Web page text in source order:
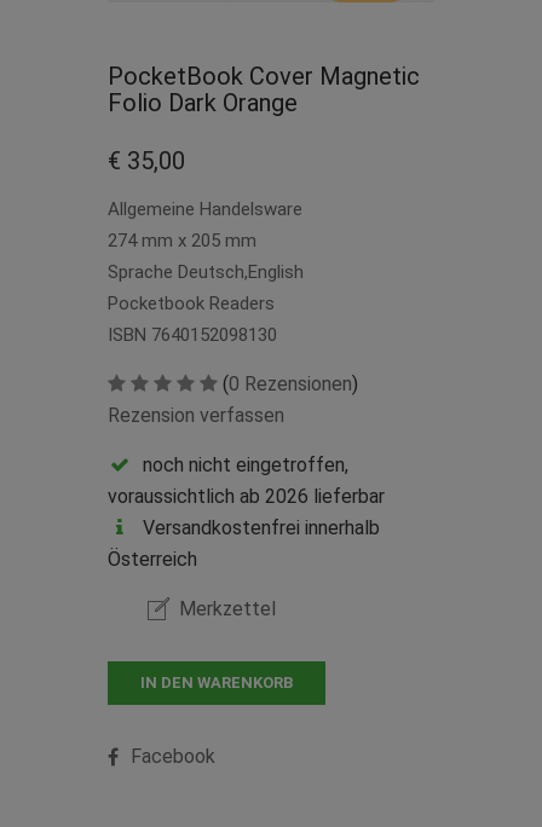
PocketBook Cover Magnetic
Folio Dark Orange
€ 35,00
Allgemeine Handelsware
274 mm x 205 mm
Sprache Deutsch,English
Pocketbook Readers
ISBN 7640152098130
(0 Rezensionen)
Rezension verfassen
noch nicht eingetroffen,
voraussichtlich ab 2026 lieferbar
Versandkostenfrei innerhalb
Österreich
Merkzettel
IN DEN WARENKORB
Facebook